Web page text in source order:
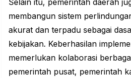
membangun sistem
akurat dan terpadu sebagai
kebijakan. Keberhasilan
memerlukan kolaborasi
pemerintah pusat, pemerintah